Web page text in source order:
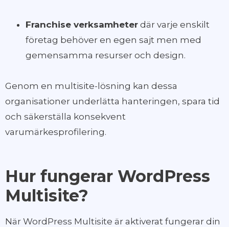
Franchise verksamheter där varje enskilt
företag behöver en egen sajt men med
gemensamma resurser och design.
Genom en multisite-lösning kan dessa
organisationer underlätta hanteringen, spara tid
och säkerställa konsekvent
varumärkesprofilering.
Hur fungerar WordPress
Multisite?
När WordPress Multisite är aktiverat fungerar din